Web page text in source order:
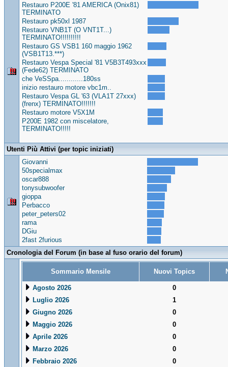
Restauro P200E '81 AMERICA (Onix81)
TERMINATO
Restauro pk50xl 1987
Restauro VNB1T (O VNT1T...)
TERMINATO!!!!!!!!!!
Restauro GS VSB1 160 maggio 1962
(VSB1T13.***)
Restauro Vespa Special '81 V5B3T493xxx
(Fede62) TERMINATO
che VeSSpa............180ss
inizio restauro motore vbc1m..
Restauro Vespa GL '63 (VLA1T 27xxx)
(frenx) TERMINATO!!!!!!!
Restauro motore V5X1M
P200E 1982 con miscelatore,
TERMINATO!!!!!
Utenti Più Attivi (per topic iniziati)
Giovanni
50specialmax
oscar888
tonysubwoofer
gioppa
Perbacco
peter_peters02
rama
DGiu
2fast 2furious
Cronologia del Forum (in base al fuso orario del forum)
Sommario Mensile Nuovi Topics
Agosto 2026
0
Luglio 2026
1
Giugno 2026
0
Maggio 2026
0
Aprile 2026
0
Marzo 2026
0
Febbraio 2026
0